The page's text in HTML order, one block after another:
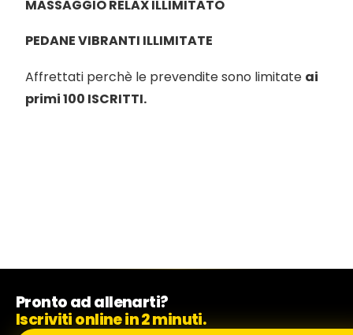
MASSAGGIO RELAX ILLIMITATO
PEDANE VIBRANTI ILLIMITATE
Affrettati perchè le prevendite sono limitate ai
primi 100 ISCRITTI.
Pronto ad allenarti?
Iscriviti online in 2 minuti.